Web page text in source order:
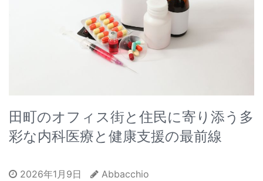
田町のオフィス街と住民に寄り添う多
彩な内科医療と健康支援の最前線
2026年1月9日
Abbacchio